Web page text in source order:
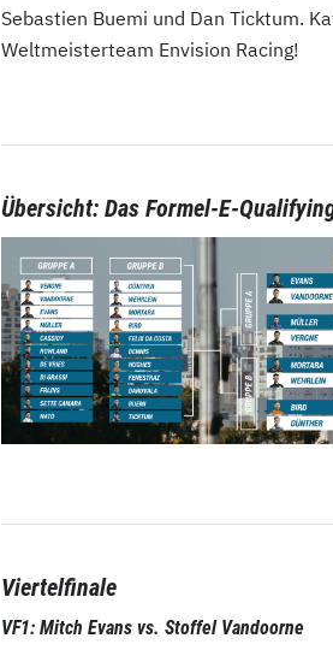
Sebastien Buemi und Dan Ticktum.
Weltmeisterteam Envision Racing!
Übersicht: Das Formel-E-
Viertelfinale
VF1: Mitch Evans vs. Stoffel Vandoorne